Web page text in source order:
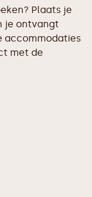
Plaats je
je ontvangt
accommodaties
met de